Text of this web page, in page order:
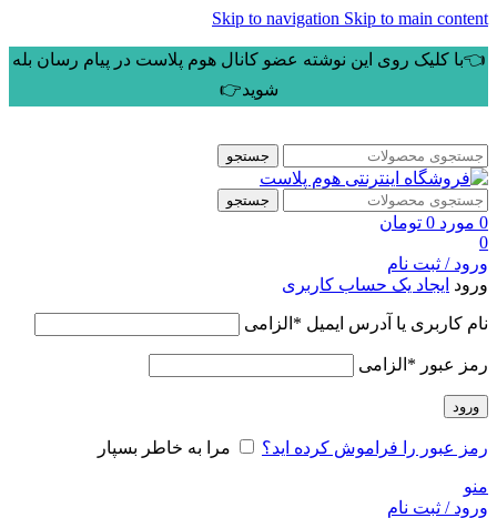
Skip to navigation Skip to main content
👈با کلیک روی این نوشته عضو کانال هوم پلاست در پیام رسان بله
شوید👉
جستجو
جستجو
0 مورد 0 تومان
0
ورود / ثبت نام
ورود ایجاد یک حساب کاربری
نام کاربری یا آدرس ایمیل * الزامی
رمز عبور * الزامی
ورود
رمز عبور را فراموش کرده اید؟ مرا به خاطر بسپار
منو
ورود / ثبت نام